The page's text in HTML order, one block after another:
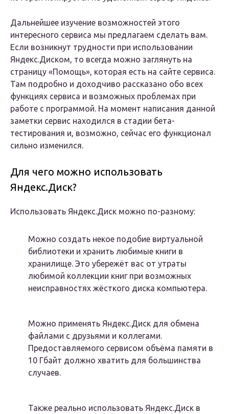
Дальнейшее изучение возможностей этого
интересного сервиса мы предлагаем сделать вам.
Если возникнут трудности при использовании
Яндекс.Диском, то всегда можно заглянуть на
страницу «Помощь», которая есть на сайте сервиса.
Там подробно и доходчиво рассказано обо всех
функциях сервиса и возможных проблемах при
работе с программой. На момент написания данной
заметки сервис находился в стадии бета-
тестирования и, возможно, сейчас его функционал
сильно изменился.
Для чего можно использовать
Яндекс.Диск?
Использовать Яндекс.Диск можно по-разному:
Можно создать некое подобие виртуальной
библиотеки и хранить любимые книги в
хранилище. Это убережёт вас от утраты
любимой коллекции книг при возможных
неисправностях жёсткого диска компьютера.
Можно применять Яндекс.Диск для обмена
файлами с друзьями и коллегами.
Предоставляемого сервисом объёма памяти в
10 Гбайт должно хватить для большинства
случаев.
Также реально использовать Яндекс.Диск в